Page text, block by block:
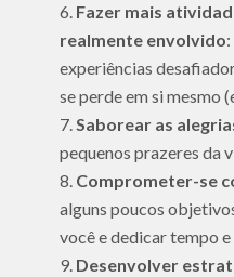
Fazer mais
realmente envolvido
experiências
se perde em si mesmo
Saborear as
pequenos prazeres da
Comprometer-se
alguns poucos
você e dedicar tempo
Desenvolver